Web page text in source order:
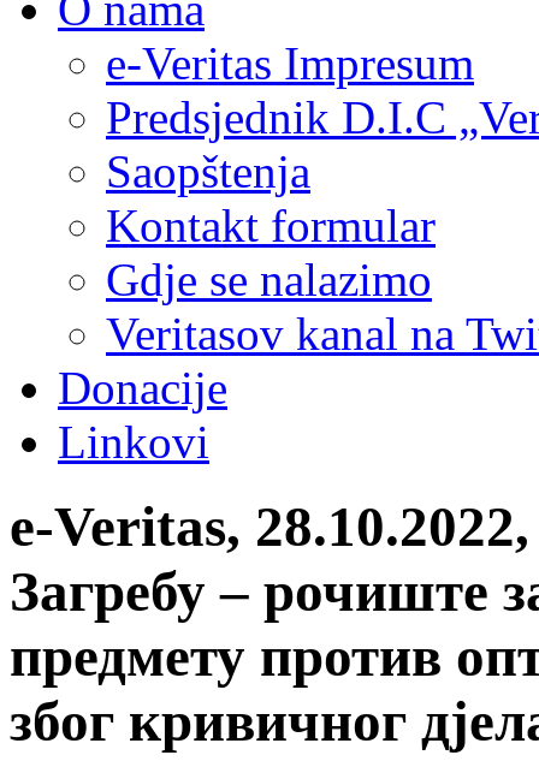
e-Veritas Impresum
Predsjednik D.I.C
Saopštenja
Kontakt formular
Gdje se nalazimo
Veritasov kanal na
Donacije
Linkovi
e-Veritas,
Загребу – рочиште
предмету против
због кривичног